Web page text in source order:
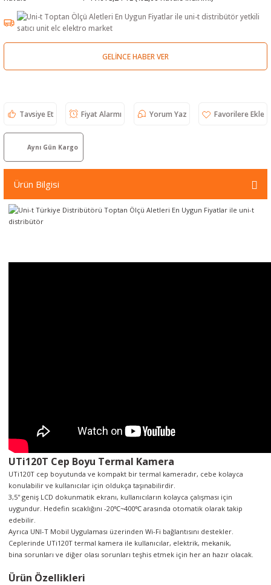
GELINCE HABER VER
Tavsiye Et Fiyat Alarmı Yorum Yaz
Aynı Gün Kargo
Ürün Bilgisi
UTi120T Cep Boyu Termal Kamera
UTi120T cep boyutunda ve kompakt bir termal kameradır, cebe kolayca
konulabilir ve kullanıcılar için oldukça taşınabilirdir.
3,5'' geniş LCD dokunmatik ekranı, kullanıcıların kolayca çalışması için
uygundur. Hedefin sıcaklığını -20℃~400℃ arasında otomatik olarak takip
edebilir.
Ayrıca UNI-T Mobil Uygulaması üzerinden Wi-Fi bağlantısını destekler.
Ceplerinde UTi120T termal kamera ile kullanıcılar, elektrik, mekanik,
bina sorunları ve diğer olası sorunları teşhis etmek için her an hazır olacak.
Ürün Özellikleri